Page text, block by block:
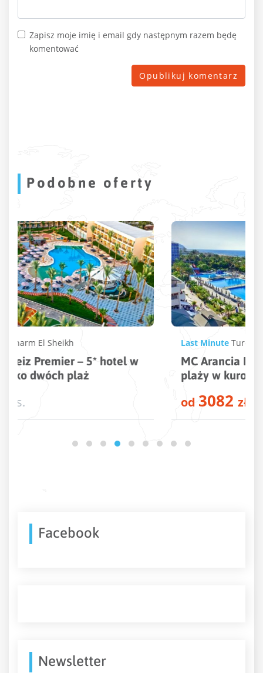
Zapisz moje imię i email gdy następnym razem będę
komentować
Podobne oferty
Last Minute
MC Arancia Resort – 5* hotel tuż przy
plaży w kurorcie Alanya
Facebook
Newsletter